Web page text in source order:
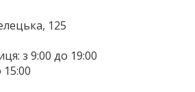
125
з 9:00 до 19:00
15:00